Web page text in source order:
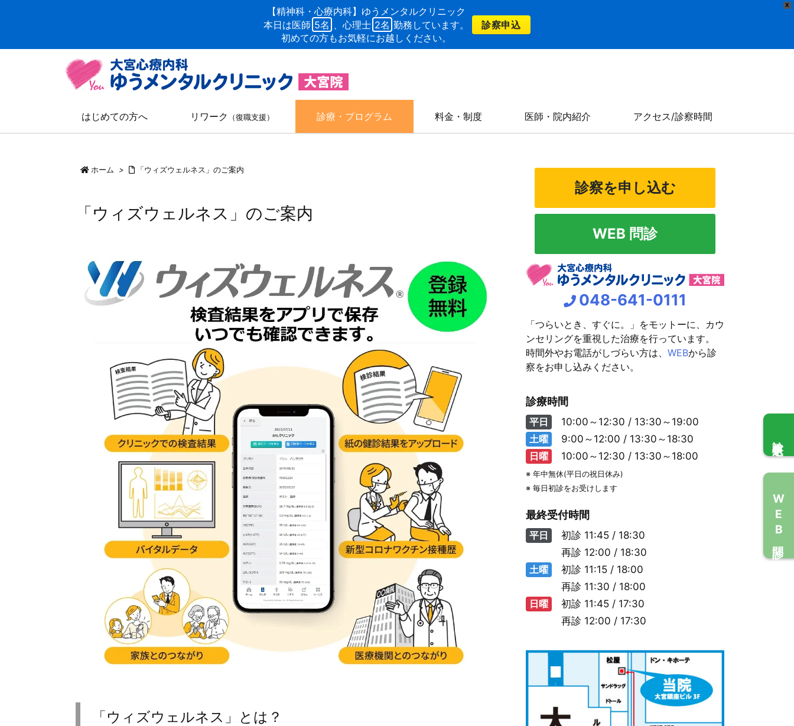
X
【精神科・心療内科】ゆうメンタルクリニック
本日は医師 5名 、心理士 2名 勤務しています。
初めての方もお気軽にお越しください。
診察申込
はじめての方へ リワーク （復職支援） 診療・プログラム 料金・制度 医師・院内紹介 アクセス/診察時間
ホーム > 「ウィズウェルネス」のご案内
「ウィズウェルネス」のご案内
WEB問診
「ウィズウェルネス」とは？
診察を申し込む
WEB 問診
048-641-0111
「つらいとき、すぐに。」をモットーに、カウ
ンセリングを重視した治療を行っています。
時間外やお電話がしづらい方は、 WEBから診
察をお申し込みください。
診療時間
平日
10:00～12:30 / 13:30～19:00
土曜
9:00～12:00 / 13:30～18:30
日曜
10:00～12:30 / 13:30～18:00
※ 年中無休(平日の祝日休み)
※ 毎日初診をお受けします
最終受付時間
平日 初診 11:45 / 18:30
再診 12:00 / 18:30
土曜
初診 11:15 / 18:00
再診 11:30 / 18:00
日曜
初診 11:45 / 17:30
再診 12:00 / 17:30